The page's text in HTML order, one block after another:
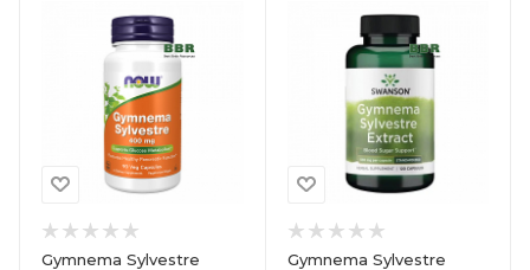
Gymnema Sylvestre
Gymnema Sylvestre